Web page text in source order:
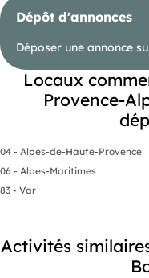
Dépôt d'annonces
Déposer une annonce
Locaux
Provence-
04 - Alpes-de-Haute-Provence
06 - Alpes-Maritimes
83 - Var
Activités